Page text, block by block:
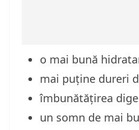
o mai bună
mai puține dureri
îmbunătățirea
un somn de mai